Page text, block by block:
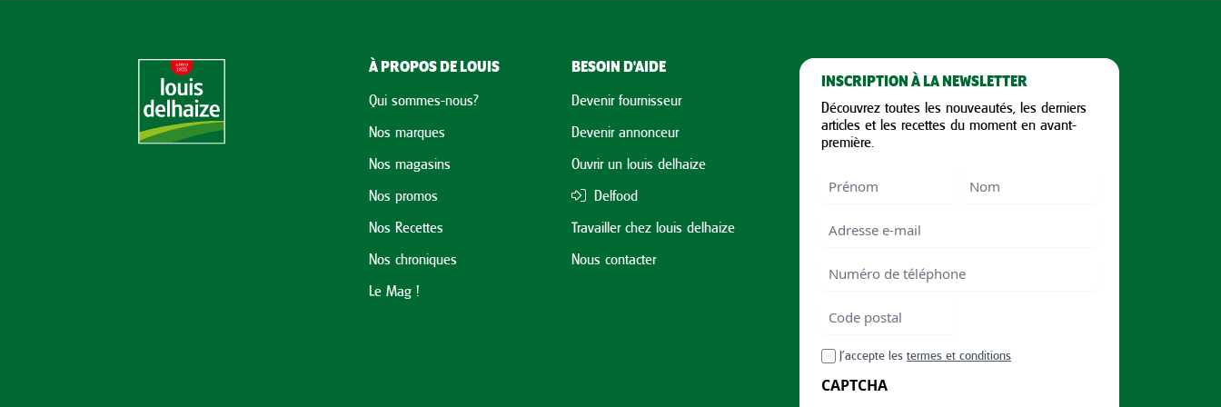
À PROPOS DE LOUIS
Qui sommes-nous?
Nos marques
Nos magasins
Nos promos
Nos Recettes
Nos chroniques
Le Mag !
BESOIN D'AIDE
Devenir fournisseur
Devenir annonceur
Ouvrir un louis delhaize
Delfood
Travailler chez louis delhaize
Nous contacter
INSCRIPTION À LA NEWSLETTER
Découvrez toutes les nouveautés, les derniers
articles et les recettes du moment en avant-
première.
Nom
Email
Numéro
téléphone
Code
postal
Code
postal
RGPDJ’accepte les termes et conditions
CAPTCHA